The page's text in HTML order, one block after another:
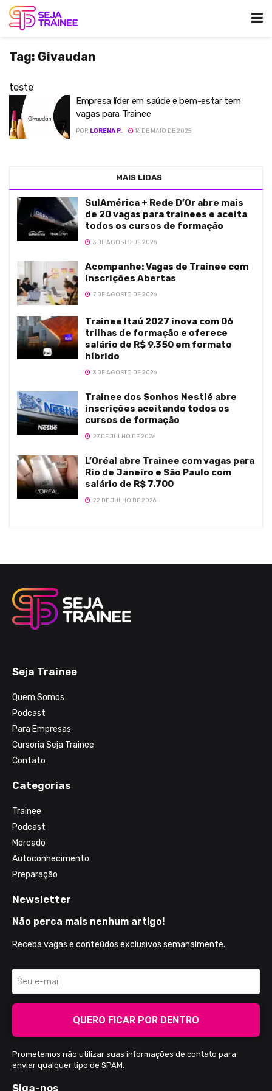
Tag: Givaudan
teste
Empresa líder em saúde e bem-estar tem
vagas para Trainee
POR LORENA P. 16 DE MAIO DE 2025
MAIS LIDAS
SulAmérica + Rede D’Or abre mais
de 20 vagas para trainees e aceita
todos os cursos de formação
3 DE AGOSTO DE 2026
Acompanhe: Vagas de Trainee com
Inscrições Abertas
7 DE AGOSTO DE 2026
Trainee Itaú 2027 inova com 06
trilhas de formação e oferece
salário de R$ 9.350 em formato
híbrido
3 DE AGOSTO DE 2026
Trainee dos Sonhos Nestlé abre
inscrições aceitando todos os
cursos de formação
27 DE JULHO DE 2026
L’Oréal abre Trainee com vagas para
Rio de Janeiro e São Paulo com
salário de R$ 7.700
22 DE JULHO DE 2026
Seja Trainee
Quem Somos
Podcast
Para Empresas
Cursoria Seja Trainee
Contato
Categorias
Trainee
Podcast
Mercado
Autoconhecimento
Preparação
Newsletter
Não perca mais nenhum artigo!
Receba vagas e conteúdos exclusivos semanalmente.
QUERO FICAR POR DENTRO
Prometemos não utilizar suas informações de contato para
enviar qualquer tipo de SPAM.
Siga-nos